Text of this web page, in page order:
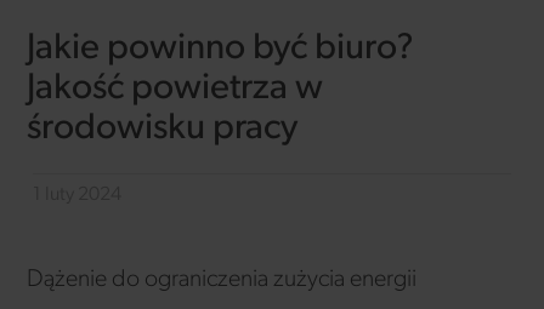
Jakie powinno być biuro?
Jakość powietrza w
środowisku pracy
Dążenie do ograniczenia zużycia energii